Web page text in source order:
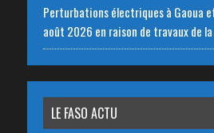
Perturbations électriques à Gaoua
août 2026 en raison de travaux de la
LE FASO ACTU